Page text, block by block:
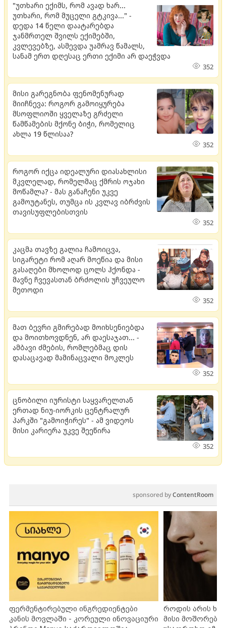
"უთხარი ექიმს, რომ ავად ხარ...
უთხარი, რომ მუცელი გტკივა..." -
დედა 14 წელი დაატარებდა
ჯანმრთელ შვილს ექიმებში,
კვლევებზე, ასმევდა უამრავ წამალს,
სანამ ერთ დღესაც ერთი ექიმი არ დაეჭვდა
352
მისი გარეგნობა ფენომენურად
მიიჩნევა: როგორ გამოიყურება
მსოფლიოში ყველაზე გრძელი
წამწამების მქონე ბიჭი, რომელიც
ახლა 19 წლისაა?
352
როგორ იქცა იდეალური დიასახლისი
მკვლელად, რომელმაც ქმრის ოჯახი
მოწამლა? - მას განაჩენი უკვე
გამოუტანეს, თუმცა ის კვლავ იბრძვის
თავისუფლებისთვის
352
კაცმა თავზე გალია ჩამოიცვა,
სიგარეტი რომ აღარ მოეწია და მისი
გასაღები მხოლოდ ცოლს ჰქონდა -
მავნე ჩვევასთან ბრძოლის უჩვეულო
მეთოდი
352
მათ ბევრი გმირებად მოიხსენიებდა
და მოითხოვდნენ, არ დაესაჯათ... -
ამბავი ძმების, რომლებმაც დის
დასაცავად მამინაცვალი მოკლეს
352
ცნობილი იურისტი საყვარელთან
ერთად ნიუ-იორკის ცენტრალურ
პარკში "გამოიჭირეს" - ამ ვიდეოს
მისი კარიერა უკვე შეეწირა
352
sponsored byContentRoom
ფერმენტირებული ინგრედიენტები
კანის მოვლაში - კორეული ინოვაციური
როდის არის
მისი